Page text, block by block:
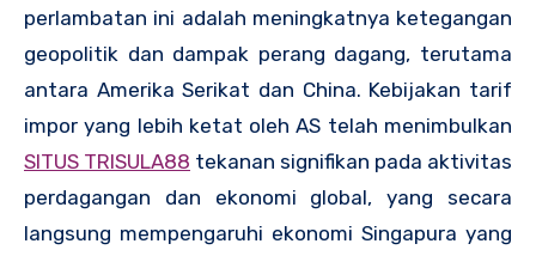
perlambatan ini adalah meningkatnya ketegangan
geopolitik dan dampak perang dagang, terutama
antara Amerika Serikat dan China. Kebijakan tarif
impor yang lebih ketat oleh AS telah menimbulkan
SITUS TRISULA88 tekanan signifikan pada aktivitas
perdagangan dan ekonomi global, yang secara
langsung mempengaruhi ekonomi Singapura yang